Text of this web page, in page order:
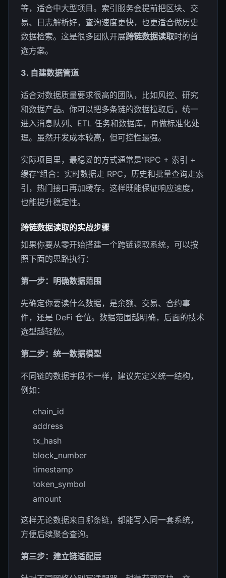
等，适合中大型项目。索引服务会提前把区块、交
易、日志解析好，查询速度更快，也更适合做历史
数据检索。这是很多团队开展跨链数据读取时的首
选方案。
3. 自建数据管道
适合对数据质量要求很高的团队，比如风控、研究
和数据产品。你可以把多条链的数据拉取后，统一
进入消息队列、ETL 任务和数据库，再做标准化处
理。虽然开发成本较高，但可控性最强。
实际项目里，最稳妥的方式通常是“RPC + 索引 +
缓存”组合：实时数据走 RPC，历史和批量查询走索
引，热门接口再加缓存。这样既能保证响应速度，
也能提升稳定性。
跨链数据读取的实战步骤
如果你要从零开始搭建一个跨链读取系统，可以按
照下面的思路执行：
第一步：明确数据范围
先确定你要读什么数据，是余额、交易、合约事
件，还是 DeFi 仓位。数据范围越明确，后面的技术
选型越轻松。
第二步：统一数据模型
不同链的数据字段不一样，建议先定义统一结构，
例如：
chain_id
address
tx_hash
block_number
timestamp
token_symbol
amount
这样无论数据来自哪条链，都能写入同一套系统，
方便后续聚合查询。
第三步：建立链适配层